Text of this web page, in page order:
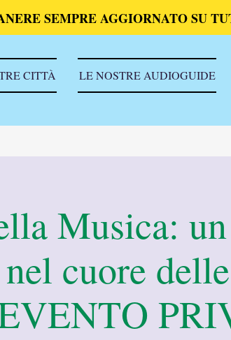
SEMPRE AGGIORNATO SU
CITTÀ LE NOSTRE AUDIOGUIDE
Musica:
cuore